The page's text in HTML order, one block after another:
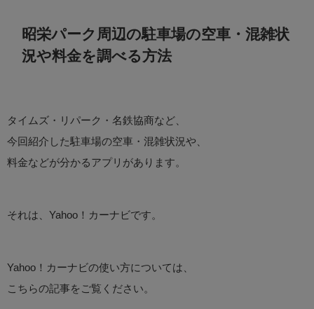
昭栄パーク周辺の駐車場の空車・混雑状
況や料金を調べる方法
タイムズ・リパーク・名鉄協商など、
今回紹介した駐車場の空車・混雑状況や、
料金などが分かるアプリがあります。
それは、Yahoo！カーナビです。
Yahoo！カーナビの使い方については、
こちらの記事をご覧ください。